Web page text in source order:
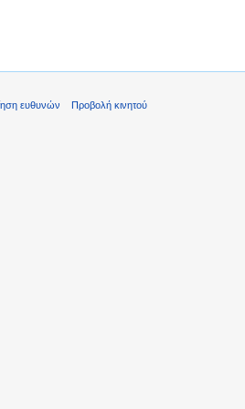
ευθυνών Προβολή κινητού